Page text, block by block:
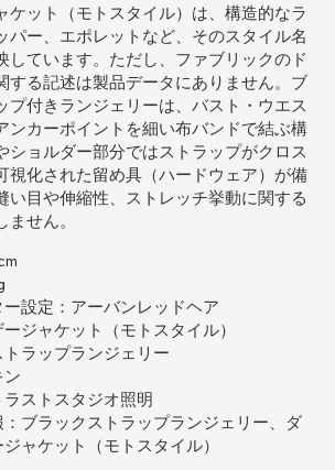
ケット（モトスタイル）は、構造的なラ
パー、エポレットなど、そのスタイル名
しています。ただし、ファブリックのド
する記述は製品データにありません。ブ
プ付きランジェリーは、バスト・ウエス
ンカーポイントを細い布バンドで結ぶ構
ショルダー部分ではストラップがクロス
視化された留め具（ハードウェア）が備
い目や伸縮性、ストレッチ挙動に関する
せん。
設定：アーバンレッドヘア
ジャケット（モトスタイル）
ラップランジェリー
ストスタジオ照明
ブラックストラップランジェリー、ダ
ャケット（モトスタイル）